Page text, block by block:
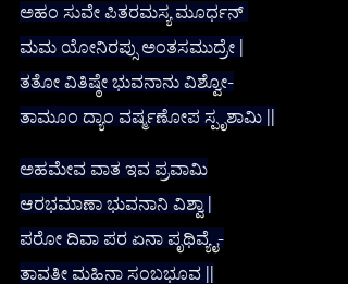
ಅಹಂ ಸುವೇ ಪಿತರಮಸ್ಯ ಮೂರ್ಧನ್
ಮಮ ಯೋನಿರಪ್ಸು ಅಂತಸಮುದ್ರೇ |
ತತೋ ವಿತಿಷ್ಠೇ ಭುವನಾನು ವಿಶ್ವೋ-
ತಾಮೂಂ ದ್ಯಾಂ ವರ್ಷ್ಮಣೋಪ ಸ್ಪೃಶಾಮಿ ||
ಅಹಮೇವ ವಾತ ಇವ ಪ್ರವಾಮಿ
ಆರಭಮಾಣಾ ಭುವನಾನಿ ವಿಶ್ವಾ |
ಪರೋ ದಿವಾ ಪರ ಏನಾ ಪೃಥಿವ್ಯೈ-
ತಾವತೀ ಮಹಿನಾ ಸಂಬಭೂವ ||